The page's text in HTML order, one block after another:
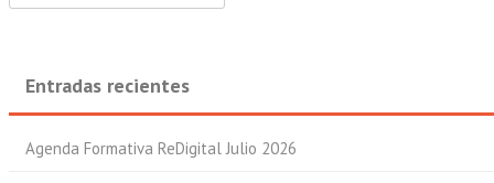
Entradas recientes
Agenda Formativa ReDigital Julio 2026